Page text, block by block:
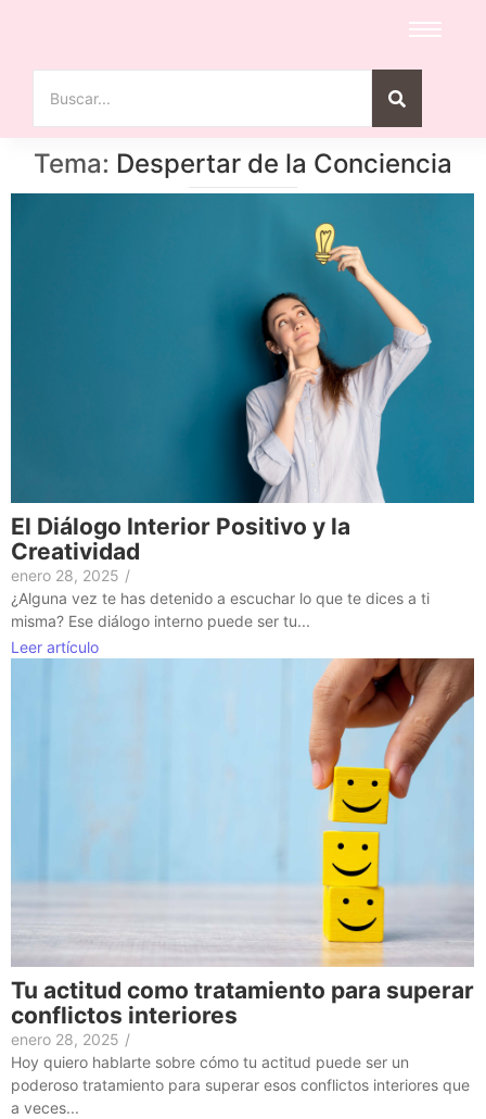
Tema: Despertar de la Conciencia
El Diálogo Interior Positivo y la
Creatividad
enero 28, 2025 /
¿Alguna vez te has detenido a escuchar lo que te dices a ti
misma? Ese diálogo interno puede ser tu...
Leer artículo
Tu actitud como tratamiento para superar
conflictos interiores
enero 28, 2025 /
Hoy quiero hablarte sobre cómo tu actitud puede ser un
poderoso tratamiento para superar esos conflictos interiores que
a veces...